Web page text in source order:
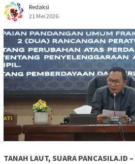
Redaksi
21 Mei 2026
TANAH LAUT, SUARA PANCASILA.ID –